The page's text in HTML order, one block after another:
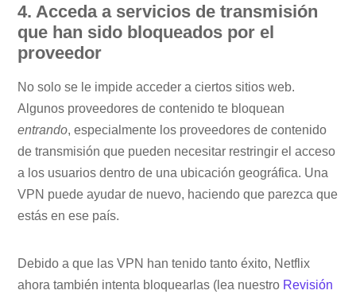
4. Acceda a servicios de transmisión
que han sido bloqueados por el
proveedor
No solo se le impide acceder a ciertos sitios web.
Algunos proveedores de contenido te bloquean
entrando, especialmente los proveedores de contenido
de transmisión que pueden necesitar restringir el acceso
a los usuarios dentro de una ubicación geográfica. Una
VPN puede ayudar de nuevo, haciendo que parezca que
estás en ese país.
Debido a que las VPN han tenido tanto éxito, Netflix
ahora también intenta bloquearlas (lea nuestro Revisión